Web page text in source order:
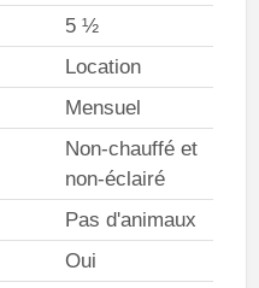
5 ½
Location
Mensuel
Non-chauffé et
non-éclairé
Pas d'animaux
Oui